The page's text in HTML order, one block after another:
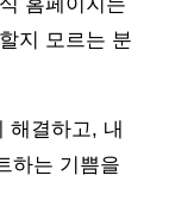
지 모르는 분
해결하고, 내
하는 기쁨을